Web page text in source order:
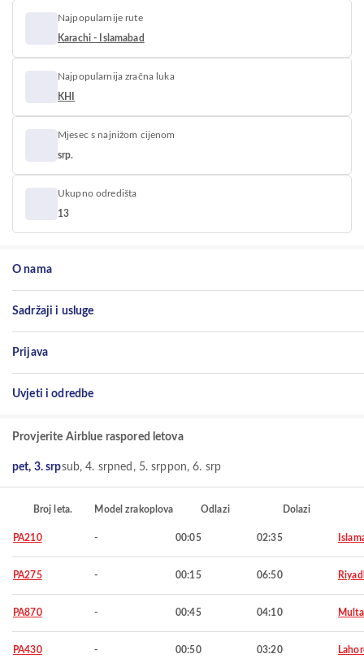
Najpopularnije rute
Karachi - Islamabad
Najpopularnija zračna luka
KHI
Mjesec s najnižom cijenom
srp.
Ukupno odredišta
13
O nama
Sadržaji i usluge
Prijava
Uvjeti i odredbe
Provjerite Airblue raspored letova
pet, 3. srpsub, 4. srpned, 5. srppon, 6. srp
Broj leta. Model zrakoplova Odlazi Dolazi
PA210 - 00:05 02:35
PA275 - 00:15 06:50
PA870 - 00:45 04:10
PA430 - 00:50 03:20